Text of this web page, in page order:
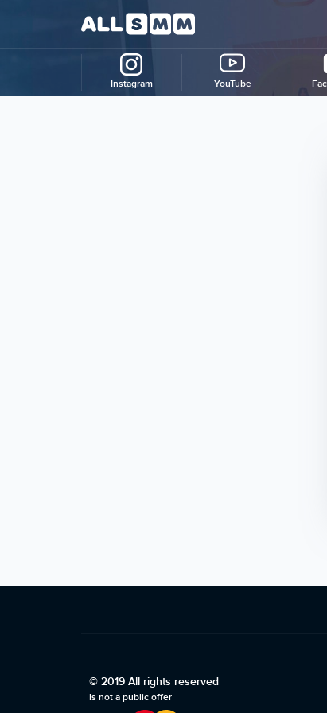
Instagram YouTube
© 2019 All rights reserved
Is not a public offer